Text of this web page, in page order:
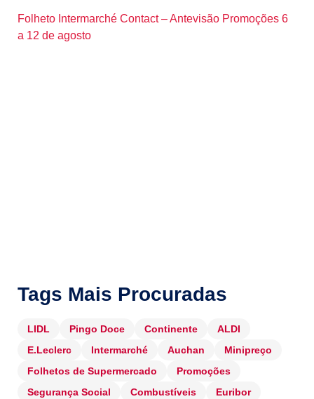
Folheto Intermarché Contact – Antevisão Promoções 6
a 12 de agosto
Tags Mais Procuradas
LIDL Pingo Doce Continente
ALDI
E.Leclerc
Intermarché Auchan
Minipreço
Folhetos de Supermercado
Promoções
Segurança Social
Combustíveis
Euribor